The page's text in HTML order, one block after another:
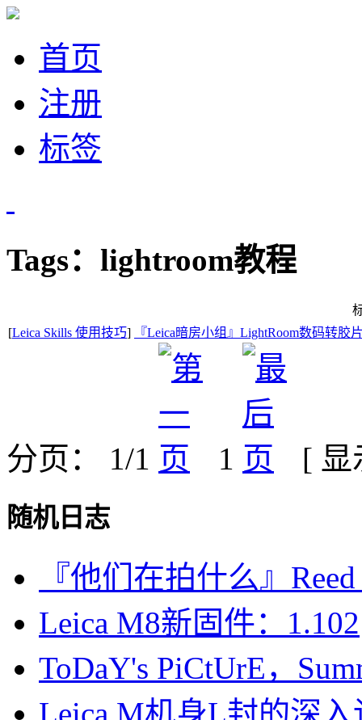
首页
注册
标签
Tags：lightroom教程
[Leica Skills 使用技巧] 『Leica暗房小组』LightRoom数码转胶
分页： 1/1 1 [
随机日志
『他们在拍什么』
Leica M8新固件：1.102
ToDaY's PiCtUrE，
Leica M机身L封的深入